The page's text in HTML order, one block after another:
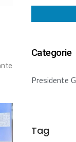
Categorie
Presidente
Tag